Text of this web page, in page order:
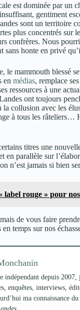
est dominée par un
gentiment
sont un territoire
plus concentrés
confrères. Nous
sans honte en privé
le mammouth blessé
en médias, remplace
ressources à une
ont toujours
la collusion avec les
à tous les râteliers…
titres une
en parallèle sur
n’est jamais si bien
label rouge » pour
de vous faire
temps sur nos
indépendant depuis
enquêtes, interviews,
ma connaissance